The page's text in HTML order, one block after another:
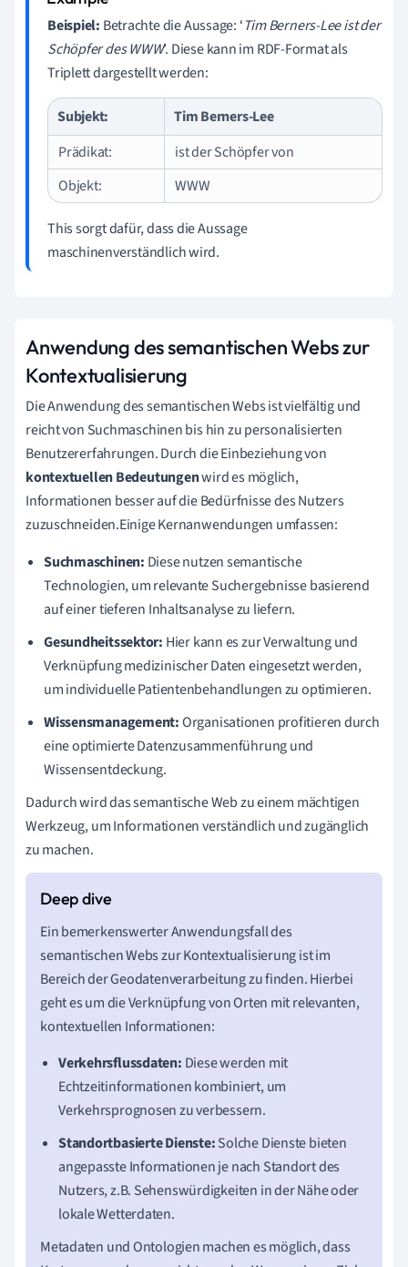
Beispiel: Betrachte die Aussage: ‘Tim Berners-Lee ist der
Schöpfer des WWW’. Diese kann im RDF-Format als
Triplett dargestellt werden:
Subjekt:
Tim Berners-Lee
Prädikat:
ist der Schöpfer von
Objekt:
WWW
This sorgt dafür, dass die Aussage
maschinenverständlich wird.
Anwendung des semantischen Webs zur
Kontextualisierung
Die Anwendung des semantischen Webs ist vielfältig und
reicht von Suchmaschinen bis hin zu personalisierten
Benutzererfahrungen. Durch die Einbeziehung von
kontextuellen Bedeutungenwird es möglich,
Informationen besser auf die Bedürfnisse des Nutzers
zuzuschneiden.Einige Kernanwendungen umfassen:
Suchmaschinen: Diese nutzen semantische
Technologien, um relevante Suchergebnisse basierend
auf einer tieferen Inhaltsanalyse zu liefern.
Gesundheitssektor: Hier kann es zur Verwaltung und
Verknüpfung medizinischer Daten eingesetzt werden,
um individuelle Patientenbehandlungen zu optimieren.
Wissensmanagement:Organisationen profitieren durch
eine optimierte Datenzusammenführung und
Wissensentdeckung.
Dadurch wird das semantische Web zu einem mächtigen
Werkzeug, um Informationen verständlich und zugänglich
zu machen.
Ein bemerkenswerter Anwendungsfall des
semantischen Webs zur Kontextualisierung ist im
Bereich der Geodatenverarbeitung zu finden. Hierbei
geht es um die Verknüpfung von Orten mit relevanten,
kontextuellen Informationen:
Verkehrsflussdaten: Diese werden mit
Echtzeitinformationen kombiniert, um
Verkehrsprognosen zu verbessern.
Standortbasierte Dienste:Solche Dienste bieten
angepasste Informationen je nach Standort des
Nutzers, z.B. Sehenswürdigkeiten in der Nähe oder
lokale Wetterdaten.
Metadaten und Ontologien machen es möglich, dass